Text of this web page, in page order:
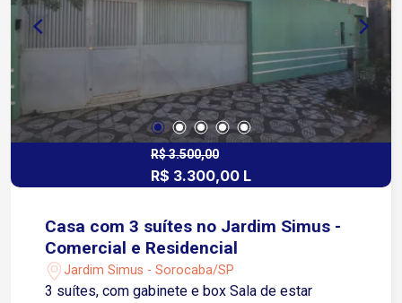
R$ 3.500,00
R$ 3.300,00 L
Casa com 3 suítes no Jardim Simus -
Comercial e Residencial
Jardim Simus - Sorocaba/SP
3 suítes, com gabinete e box Sala de estar